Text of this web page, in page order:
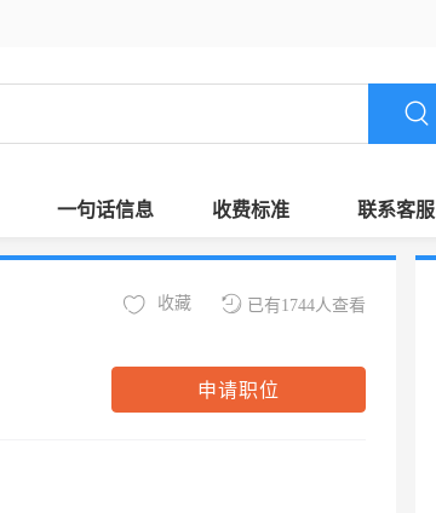
一句话信息 收费标准 联系客服
已有1744人查看
收藏
申请职位